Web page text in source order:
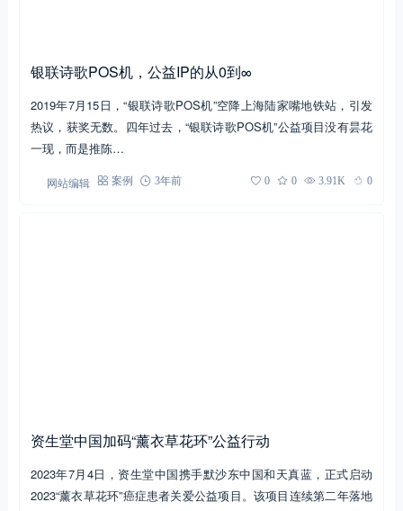
银联诗歌POS机，公益IP的从0到∞
2019年7月15日，“银联诗歌POS机”空降上海陆家嘴地铁站，引发
热议，获奖无数。四年过去，“银联诗歌POS机”公益项目没有昙花
一现，而是推陈…
网站编辑 案例 3年前 0 0 3.91K 0
资生堂中国加码“薰衣草花环”公益行动
2023年7月4日，资生堂中国携手默沙东中国和天真蓝，正式启动
2023“薰衣草花环”癌症患者关爱公益项目。该项目连续第二年落地